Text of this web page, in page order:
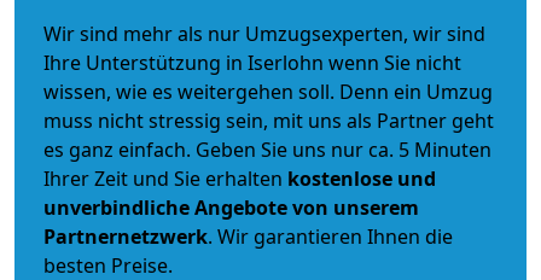
Wir sind mehr als nur Umzugsexperten, wir sind
Ihre Unterstützung in Iserlohn wenn Sie nicht
wissen, wie es weitergehen soll. Denn ein Umzug
muss nicht stressig sein, mit uns als Partner geht
es ganz einfach. Geben Sie uns nur ca. 5 Minuten
Ihrer Zeit und Sie erhalten kostenlose und
unverbindlicheAngebote von unserem
Partnernetzwerk. Wir garantieren Ihnen die
besten Preise.